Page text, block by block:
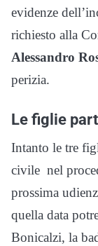
evidenze
richiesto alla
Alessandro
perizia.
Le figlie
Intanto le tre
civile nel
prossima
quella data
Bonicalzi, la